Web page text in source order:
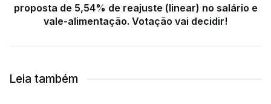
proposta de 5,54% de reajuste (linear) no salário e
vale-alimentação. Votação vai decidir!
Leia também